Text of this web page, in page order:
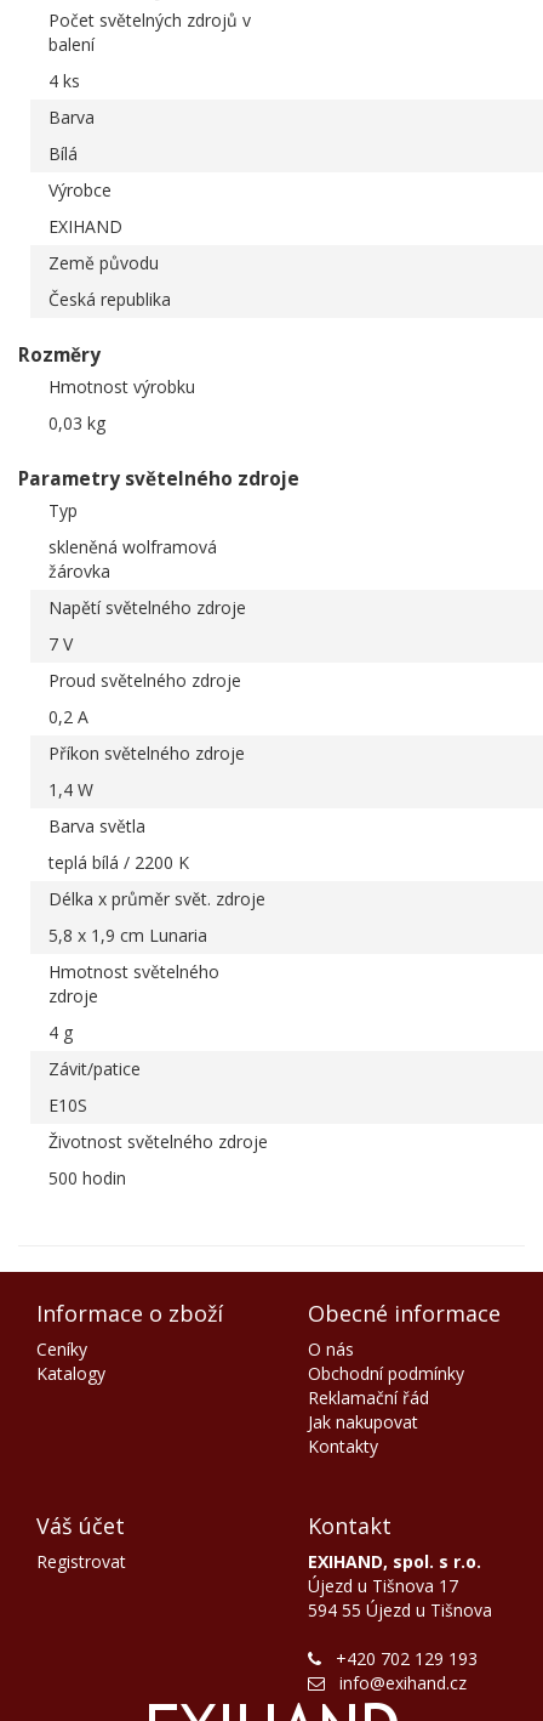
Počet světelných zdrojů v
balení
4 ks
Barva
Bílá
Výrobce
EXIHAND
Země původu
Česká republika
Rozměry
Hmotnost výrobku
0,03 kg
Parametry světelného zdroje
Typ
skleněná wolframová
žárovka
Napětí světelného zdroje
7 V
Proud světelného zdroje
0,2 A
Příkon světelného zdroje
1,4 W
Barva světla
teplá bílá / 2200 K
Délka x průměr svět. zdroje
5,8 x 1,9 cm Lunaria
Hmotnost světelného
zdroje
4 g
Závit/patice
E10S
Životnost světelného zdroje
500 hodin
Informace o zboží
Ceníky
Katalogy
Obecné informace
O nás
Obchodní podmínky
Reklamační řád
Jak nakupovat
Kontakty
Váš účet
Registrovat
Kontakt
EXIHAND, spol. s r.o.
Újezd u Tišnova 17
594 55 Újezd u Tišnova
+420 702 129 193
info@exihand.cz